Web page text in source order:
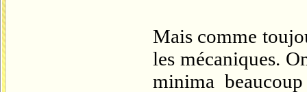
Mais comme
les mécaniques.
minima